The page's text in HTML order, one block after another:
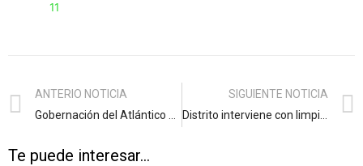
11
ANTERIO NOTICIA
SIGUIENTE NOTICIA
Te puede interesar...